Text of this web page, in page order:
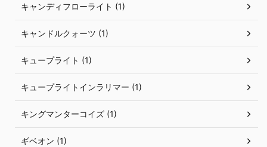
キャンディフローライト (1)
キャンドルクォーツ (1)
キュープライト (1)
キュープライトインラリマー (1)
キングマンターコイズ (1)
ギベオン (1)